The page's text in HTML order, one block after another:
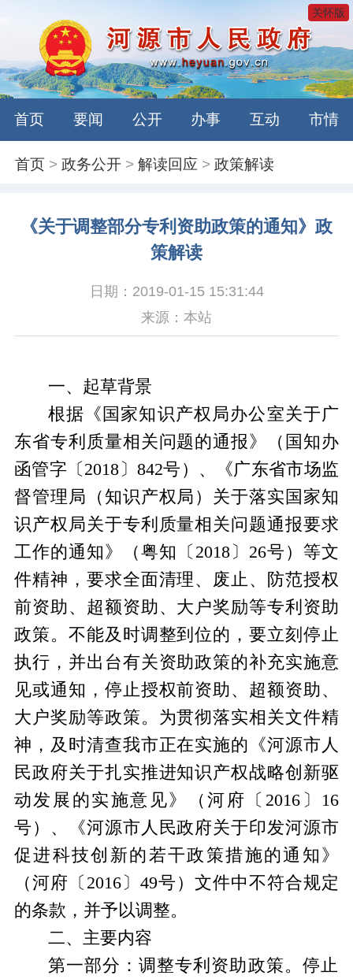
关怀版
首页 要闻 公开 办事 互动 市情
首页 >政务公开 >解读回应 >政策解读
《关于调整部分专利资助政策的通知》政
策解读
日期：2019-01-15 15:31:44
来源：本站
一、起草背景
根据《国家知识产权局办公室关于广
东省专利质量相关问题的通报》（国知办
函管字〔 2018 〕 842号）、《广东省市场监
督管理局（知识产权局）关于落实国家知
识产权局关于专利质量相关问题通报要求
工作的通知》（粤知〔 2018 〕 26号）等文
件精神，要求全面清理、废止、防范授权
前资助、超额资助、大户奖励等专利资助
政策。不能及时调整到位的，要立刻停止
执行，并出台有关资助政策的补充实施意
见或通知，停止授权前资助、超额资助、
大户奖励等政策。 为贯彻落实相关文件精
神， 及时清查我市正在实施的《河源市人
民政府关于扎实推进知识产权战略创新驱
动发展的实施意见》（河府〔 2016 〕 16
号）、《河源市人民政府关于印发河源市
促进科技创新的若干政策措施的通知》
（河府〔 2016〕 49号）文件中不符合规定
的条款，并予以调整。
二、主要内容
第一部分：调整专利资助政策。 停止